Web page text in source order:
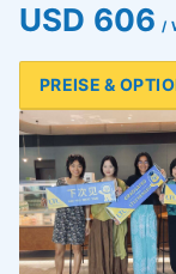
USD 606 /
PREISE &